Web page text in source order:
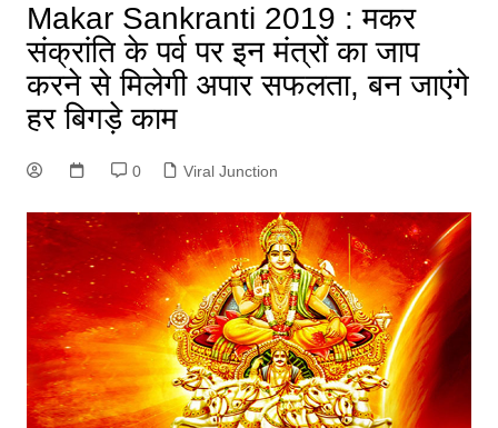
Makar Sankranti 2019 : मकर
संक्रांति के पर्व पर इन मंत्रों का जाप
करने से मिलेगी अपार सफलता, बन जाएंगे
हर बिगड़े काम
0 Viral Junction